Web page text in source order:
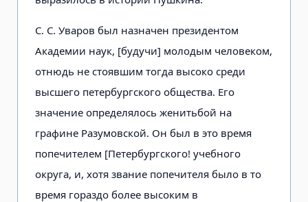
С. С. Уваров был назначен президентом
Академии наук, [будучи] молодым человеком,
отнюдь не стоявшим тогда высоко среди
высшего петербургского общества. Его
значение определялось женитьбой на
графине Разумовской. Он был в это время
попечителем [Петербургского! учебного
округа, и, хотя звание попечителя было в то
время гораздо более высоким в